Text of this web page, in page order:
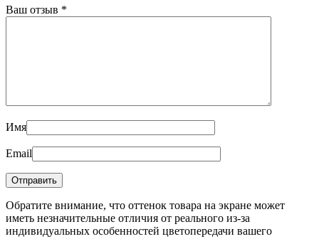
Ваш отзыв *
Имя
Email
Обратите внимание, что оттенок товара на экране может
иметь незначительные отличия от реального из-за
индивидуальных особенностей цветопередачи вашего